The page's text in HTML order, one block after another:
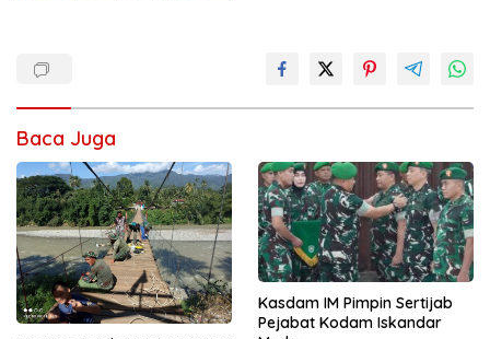
Baca Juga
Kasdam IM Pimpin Sertijab
Pejabat Kodam Iskandar